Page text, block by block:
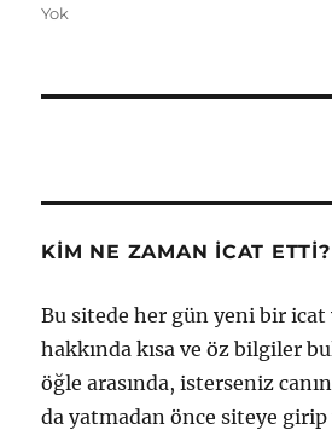
tarihi
Yok
KIM NE ZAMAN İCAT ETTI?
Bu sitede her gün yeni bir
hakkında kısa ve öz bilgiler
öğle arasında, isterseniz
da yatmadan önce siteye